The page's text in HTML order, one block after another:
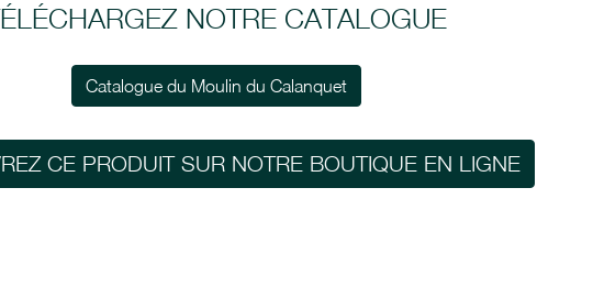
NOTRE CATALOGUE
Catalogue du Moulin du Calanquet
CE PRODUIT SUR NOTRE BOUTIQUE EN LIGNE